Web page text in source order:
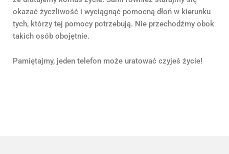
okazać życzliwość i wyciągnąć pomocną dłoń w kierunku
tych, którzy tej pomocy potrzebują. Nie przechodźmy obok
takich osób obojętnie.
Pamiętajmy, jeden telefon może uratować czyjeś życie!